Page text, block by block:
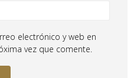
electrónico y web en
vez que comente.